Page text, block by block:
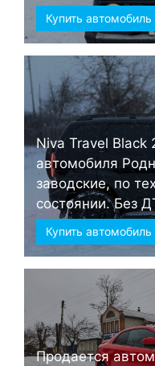
Купить автомобиль
Niva Travel Black
автомобиля
заводские, по
состоянии. Без
Купить автомобиль
Продается